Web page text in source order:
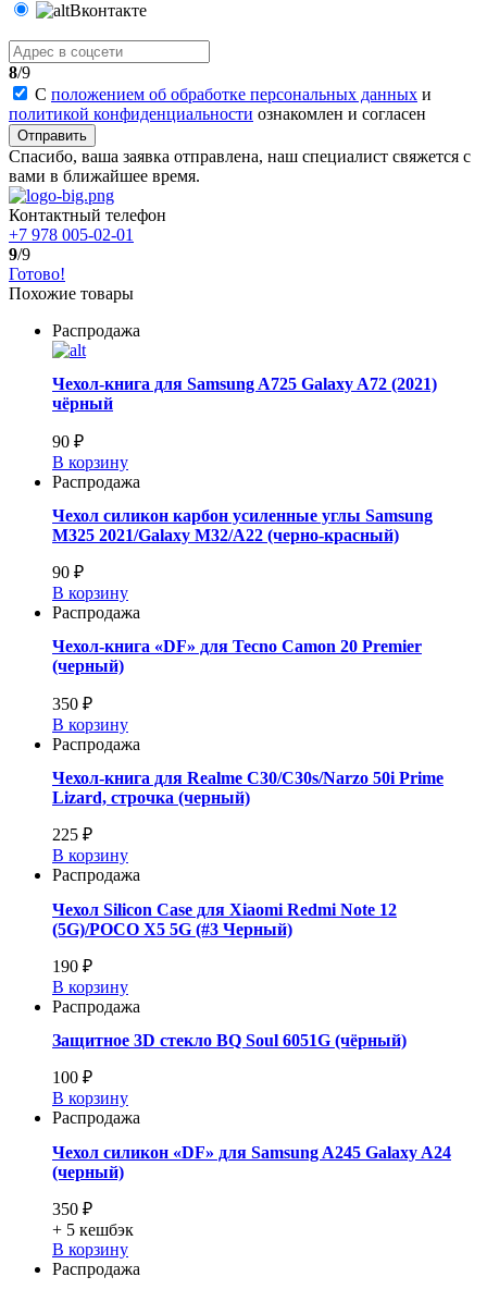
Вконтакте
8/9
С положением об обработке персональных данных и
политикой конфиденциальности ознакомлен и согласен
Отправить
Спасибо, ваша заявка отправлена, наш специалист свяжется с
вами в ближайшее время.
Контактный телефон
+7 978 005-02-01
9/9
Готово!
Похожие товары
Распродажа
Чехол-книга для Samsung A725 Galaxy A72 (2021)
чёрный
90 ₽
В корзину
Распродажа
Чехол силикон карбон усиленные углы Samsung
M325 2021/Galaxy M32/A22 (черно-красный)
90 ₽
В корзину
Распродажа
Чехол-книга «DF» для Tecno Camon 20 Premier
(черный)
350 ₽
В корзину
Распродажа
Чехол-книга для Realme C30/C30s/Narzo 50i Prime
Lizard, строчка (черный)
225 ₽
В корзину
Распродажа
Чехол Silicon Case для Xiaomi Redmi Note 12
(5G)/POCO X5 5G (#3 Черный)
190 ₽
В корзину
Распродажа
Защитное 3D стекло BQ Soul 6051G (чёрный)
100 ₽
В корзину
Распродажа
Чехол силикон «DF» для Samsung A245 Galaxy A24
(черный)
350 ₽
+ 5 кешбэк
В корзину
Распродажа